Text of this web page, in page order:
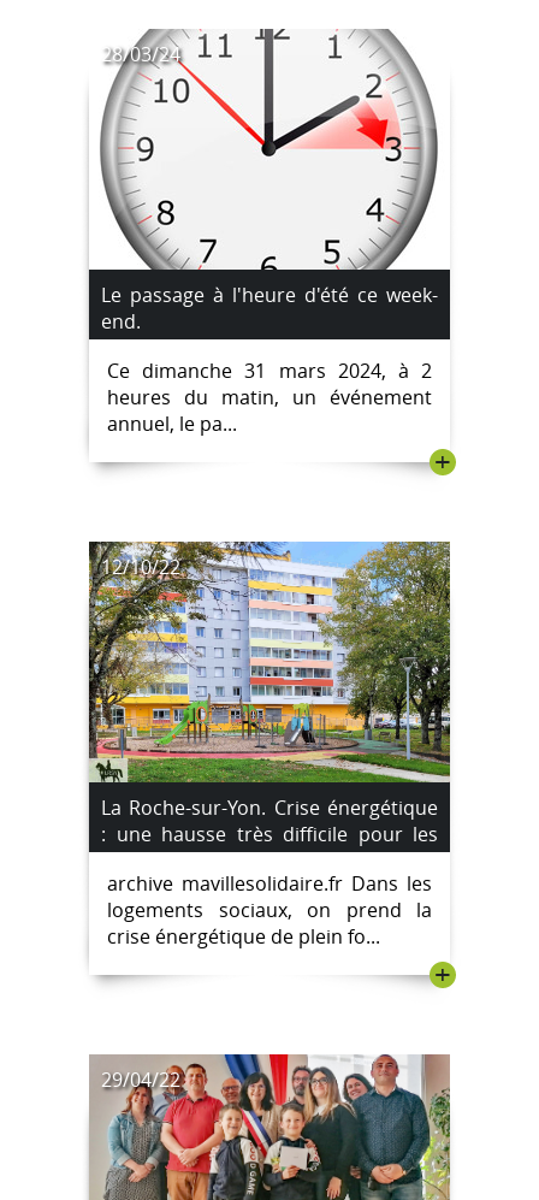
28/03/24
Le passage à l'heure d'été ce week-
end.
Ce dimanche 31 mars 2024, à 2
heures du matin, un événement
annuel, le pa...
+
12/10/22
La Roche-sur-Yon. Crise énergétique
: une hausse très difficile pour les
locataires.
archive mavillesolidaire.fr Dans les
logements sociaux, on prend la
crise énergétique de plein fo...
+
29/04/22